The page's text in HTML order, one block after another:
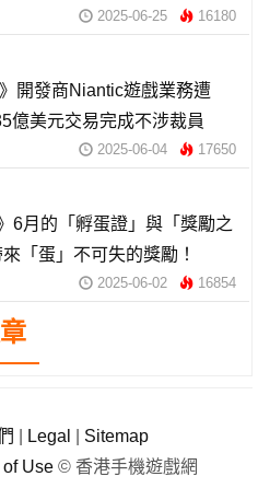
2025-06-25 16180
開發商Niantic遊戲業務遭
美元交易完成不涉裁員
2025-06-04 17650
6月的「孵蛋證」與「獎勵之
「蛋」不可失的獎勵！
2025-06-02 16854
Legal
Sitemap
of Use © 香港手機遊戲網